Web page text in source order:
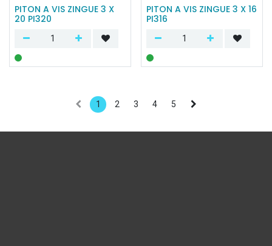
PITON A VIS ZINGUE 3 X
20 PI320
PITON A VIS ZINGUE 3 X 16
PI316
1 2 3 4 5